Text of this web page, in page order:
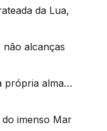
da Lua,
não alcanças
própria alma…
imenso Mar